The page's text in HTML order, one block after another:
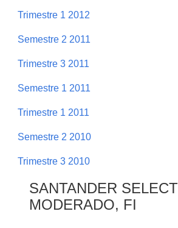
Trimestre 1 2012
Semestre 2 2011
Trimestre 3 2011
Semestre 1 2011
Trimestre 1 2011
Semestre 2 2010
Trimestre 3 2010
SANTANDER SELECT
MODERADO, FI